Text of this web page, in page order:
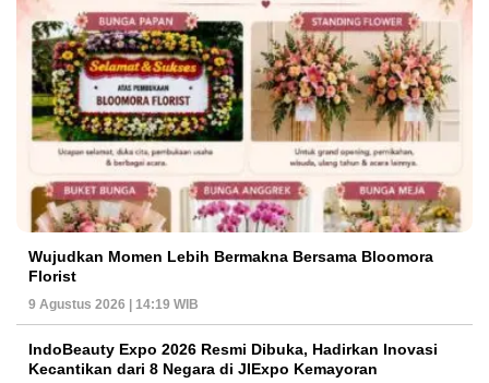
Wujudkan Momen Lebih Bermakna Bersama Bloomora
Florist
9 Agustus 2026 | 14:19 WIB
IndoBeauty Expo 2026 Resmi Dibuka, Hadirkan Inovasi
Kecantikan dari 8 Negara di JIExpo Kemayoran